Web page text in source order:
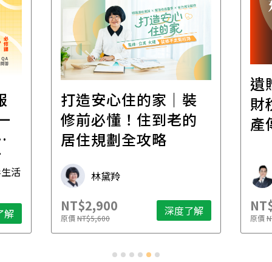
活
解
打造安心住的家｜裝
修前必懂！住到老的
居住規劃全攻略
林黛羚
NT$2,900
原價NT$5,600 深度了解
遺
財
產
原價